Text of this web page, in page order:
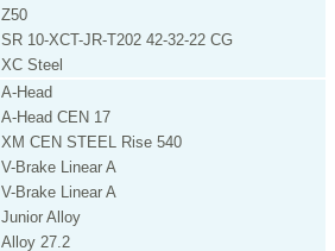
Z50
SR 10-XCT-JR-T202 42-32-22 CG
XC Steel
A-Head
A-Head CEN 17
XM CEN STEEL Rise 540
V-Brake Linear A
V-Brake Linear A
Junior Alloy
Alloy 27.2